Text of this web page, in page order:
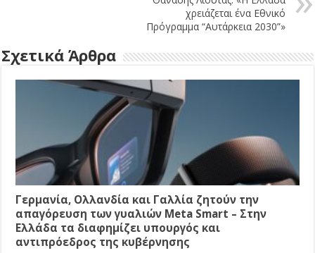
χρειάζεται ένα Εθνικό
Πρόγραμμα “Αυτάρκεια 2030”»
Σχετικά Άρθρα
Γερμανία, Ολλανδία και Γαλλία ζητούν την
απαγόρευση των γυαλιών Meta Smart – Στην
Ελλάδα τα διαφημίζει υπουργός και
αντιπρόεδρος της κυβέρνησης